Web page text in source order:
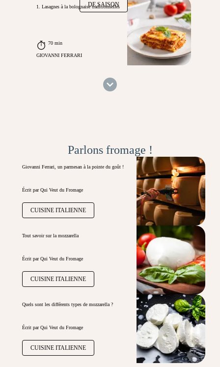
DE SAISON
1. Lasagnes à la bolognaise traditionnelles
70 min
GIOVANNI FERRARI
Parlons fromage !
Giovanni Ferrari, un parmesan à la pointe du goût !
Écrit par Qui Veut du Fromage
CUISINE ITALIENNE
Tout savoir sur la mozzarella
Écrit par Qui Veut du Fromage
CUISINE ITALIENNE
Quels sont les différents types de mozzarella ?
Écrit par Qui Veut du Fromage
CUISINE ITALIENNE